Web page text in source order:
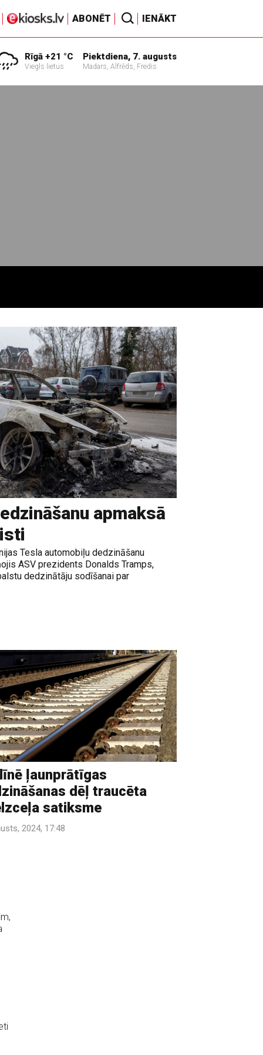
ABONĒT IENĀKT
Rīgā +21 °C
Viegls lietus
Piektdiena, 7. augusts
Madars, Alfrēds, Fredis
apmaksā
Tesla automobiļu dedzināšanu
ASV prezidents Donalds Tramps,
dedzinātāju sodīšanai par
ļaunprātīgas
dēļ traucēta
satiksme
2024, 17:48